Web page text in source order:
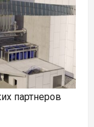
партнеров